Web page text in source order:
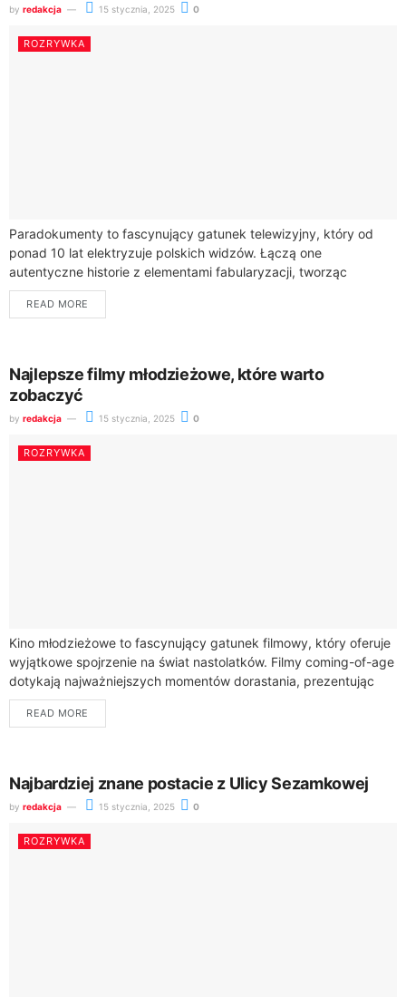
by redakcja 15 stycznia, 2025 0
ROZRYWKA
Paradokumenty to fascynujący gatunek telewizyjny, który od
ponad 10 lat elektryzuje polskich widzów. Łączą one
autentyczne historie z elementami fabularyzacji, tworząc
unikalną formę rozrywki, która zaciera granice między
dokumentem a...
READ MORE
Najlepsze filmy młodzieżowe, które warto
zobaczyć
by redakcja 15 stycznia, 2025 0
ROZRYWKA
Kino młodzieżowe to fascynujący gatunek filmowy, który oferuje
wyjątkowe spojrzenie na świat nastolatków. Filmy coming-of-age
dotykają najważniejszych momentów dorastania, prezentując
autentyczne historie młodych ludzi.Współczesne historie
nastolatków poruszają różnorodne tematy -...
READ MORE
Najbardziej znane postacie z Ulicy Sezamkowej
by redakcja 15 stycznia, 2025 0
ROZRYWKA